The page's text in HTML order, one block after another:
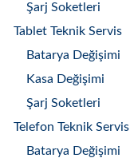
Şarj Soketleri
Tablet Teknik Servis
Batarya Değişimi
Kasa Değişimi
Şarj Soketleri
Telefon Teknik Servis
Batarya Değişimi